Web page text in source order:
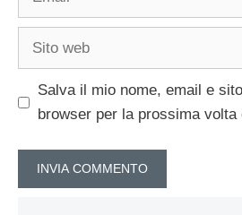
Sito
Salva il mio nome, email e
browser per la prossima volta